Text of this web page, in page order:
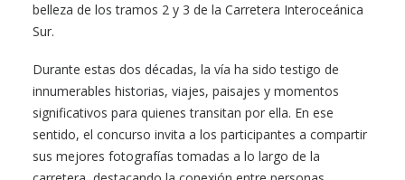
belleza de los tramos 2 y 3 de la Carretera Interoceánica
Sur.
Durante estas dos décadas, la vía ha sido testigo de
innumerables historias, viajes, paisajes y momentos
significativos para quienes transitan por ella. En ese
sentido, el concurso invita a los participantes a compartir
sus mejores fotografías tomadas a lo largo de la